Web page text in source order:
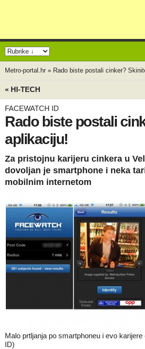
Metro-portal.hr » Rado biste postali cinker?
« HI-TECH
FACEWATCH ID
Rado biste postali
aplikaciju!
Za pristojnu karijeru cinkera u
dovoljan je smartphone i neka
mobilnim internetom
Malo prtljanja po smartphoneu i evo
ID)